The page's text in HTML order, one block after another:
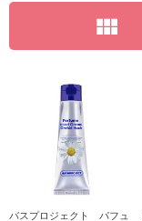
view_module
バスプロジェクト パフュ